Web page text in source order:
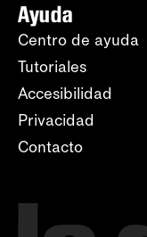
Ayuda
Centro de ayuda
Tutoriales
Accesibilidad
Privacidad
Contacto